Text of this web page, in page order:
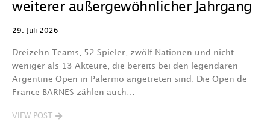
weiterer außergewöhnlicher Jahrgang
29. Juli 2026
Dreizehn Teams, 52 Spieler, zwölf Nationen und nicht
weniger als 13 Akteure, die bereits bei den legendären
Argentine Open in Palermo angetreten sind: Die Open de
France BARNES zählen auch…
VIEW POST